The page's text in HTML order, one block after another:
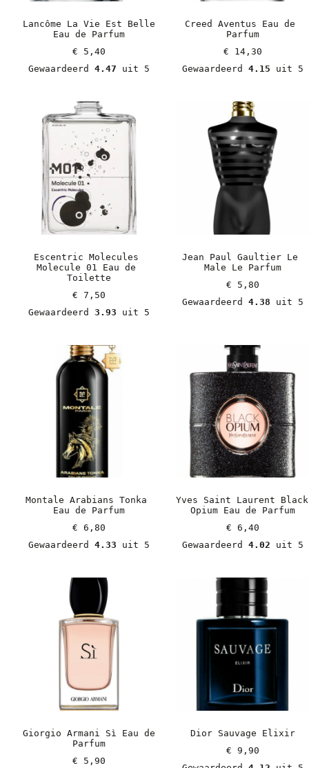
Lancôme La Vie Est Belle
Eau de Parfum
€ 5,40
Gewaardeerd 4.47 uit 5
Creed Aventus Eau de
Parfum
€ 14,30
Gewaardeerd 4.15 uit 5
Escentric Molecules
Molecule 01 Eau de
Toilette
€ 7,50
Gewaardeerd 3.93 uit 5
Jean Paul Gaultier Le
Male Le Parfum
€ 5,80
Gewaardeerd 4.38 uit 5
Montale Arabians Tonka
Eau de Parfum
€ 6,80
Gewaardeerd 4.33 uit 5
Yves Saint Laurent Black
Opium Eau de Parfum
€ 6,40
Gewaardeerd 4.02 uit 5
Giorgio Armani Sì Eau de
Parfum
€ 5,90
Dior Sauvage Elixir
€ 9,90